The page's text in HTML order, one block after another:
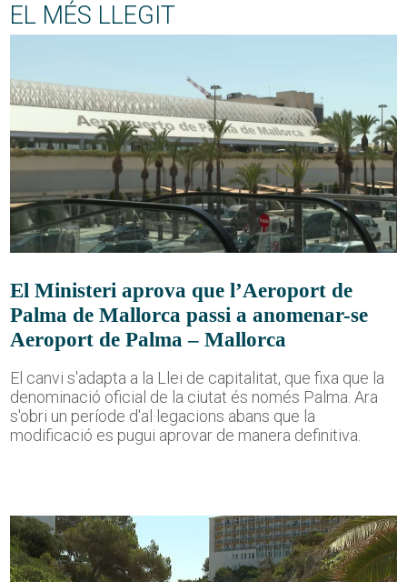
EL MÉS LLEGIT
El Ministeri aprova que l’Aeroport de
Palma de Mallorca passi a anomenar-se
Aeroport de Palma – Mallorca
El canvi s'adapta a la Llei de capitalitat, que fixa que la
denominació oficial de la ciutat és només Palma. Ara
s'obri un període d'al·legacions abans que la
modificació es pugui aprovar de manera definitiva.